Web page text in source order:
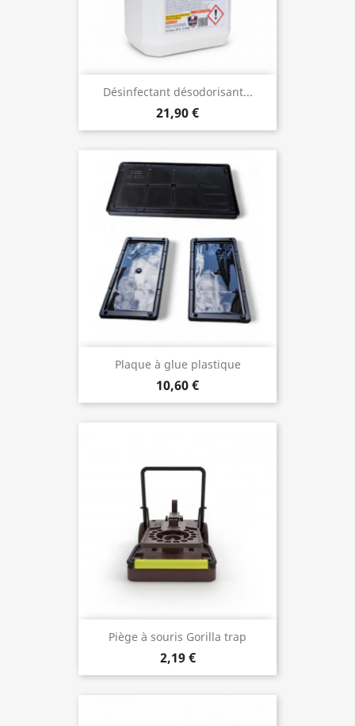
Désinfectant désodorisant...
21,90 €
Plaque à glue plastique
10,60 €
Piège à souris Gorilla trap
2,19 €